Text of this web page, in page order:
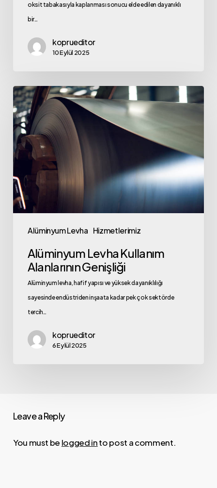
oksit tabakasıyla kaplanması sonucu elde edilen dayanıklı
bir…
koprueditor
10 Eylül 2025
Alüminyum Levha Hizmetlerimiz
Alüminyum
Levha
Kullanım
Alanlarının
Genişliği
Alüminyum Levha Kullanım
Alanlarının Genişliği
Alüminyum levha, hafif yapısı ve yüksek dayanıklılığı
sayesinde endüstriden inşaata kadar pek çok sektörde
tercih…
koprueditor
6 Eylül 2025
Leave a Reply
You must be logged into post a comment.